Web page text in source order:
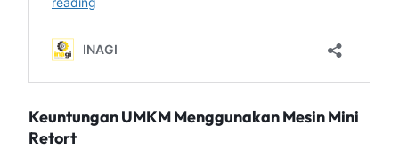
Keuntungan UMKM Menggunakan Mesin Mini
Retort